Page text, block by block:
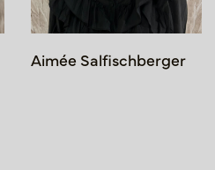
Aimée Salfischberger